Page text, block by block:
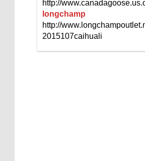
http://
longchamp
http://
2015107caihuali